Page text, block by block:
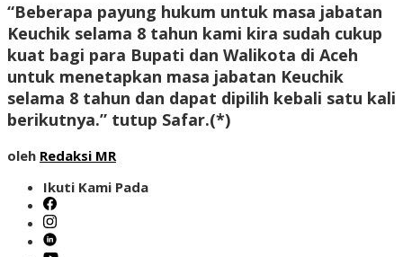
“Beberapa payung hukum untuk masa jabatan
Keuchik selama 8 tahun kami kira sudah cukup
kuat bagi para Bupati dan Walikota di Aceh
untuk menetapkan masa jabatan Keuchik
selama 8 tahun dan dapat dipilih kebali satu kali
berikutnya.” tutup Safar.(*)
oleh Redaksi MR
Ikuti Kami Pada